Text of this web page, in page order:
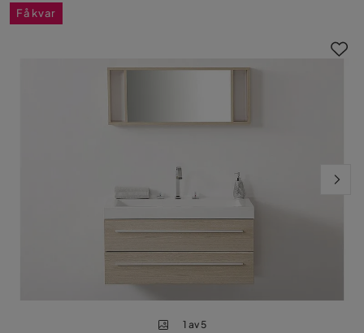
Få kvar
1 av 5